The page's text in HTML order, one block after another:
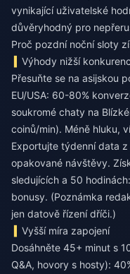
vynikající uživatelské
důvěryhodný pro
Proč pozdní noční sloty
Výhody nižší
Přesuňte se na asijskou
EU/USA: 60-80%
soukromé chaty na
coinů/min). Méně hluku,
Exportujte týdenní data
opakované návštěvy.
sledujících a 50
bonusy. (Poznámka
jen datově řízení dříči.)
Vyšší míra zapojení
Dosáhněte 45+ minut s
Q&A, hovory s hosty):